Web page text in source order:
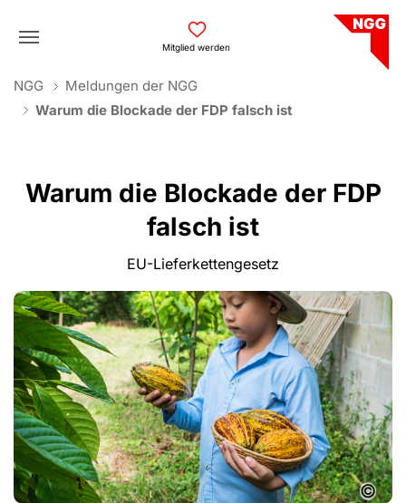
Mitglied werden
You are here:
NGG
Meldungen der NGG
Warum die Blockade der FDP falsch ist
Warum die Blockade der FDP
falsch ist
EU-Lieferkettengesetz
©